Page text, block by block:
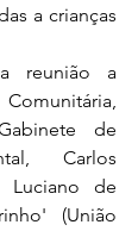
a crianças
reunião a
de
Carlos
Luciano de
(União